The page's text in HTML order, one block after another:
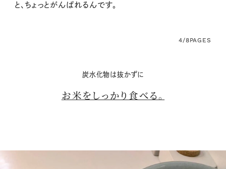
と、ちょっとがんばれるんです。
4/8PAGES
炭水化物は抜かずに
お米をしっかり食べる。